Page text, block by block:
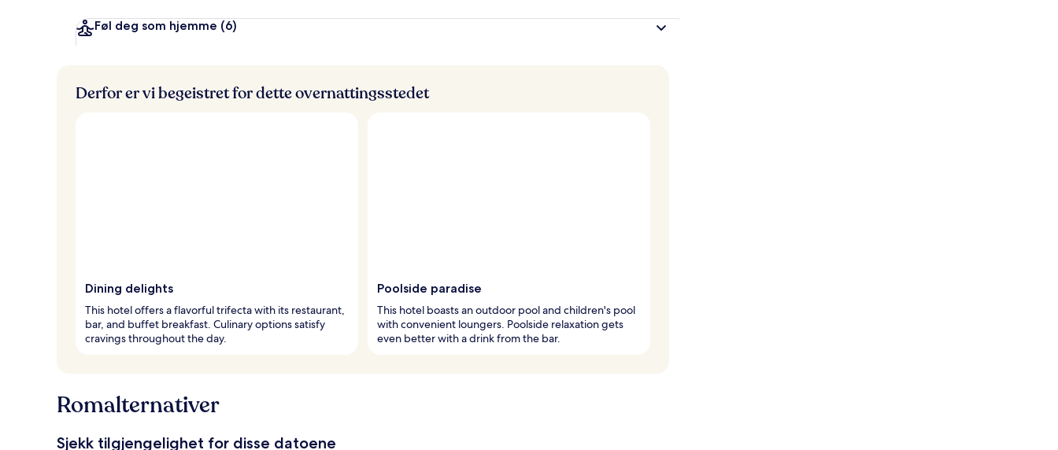
Føl deg som hjemme (6)
Derfor er vi begeistret for dette overnattingsstedet
Dining delights
This hotel offers a flavorful trifecta with its restaurant,
bar, and buffet breakfast. Culinary options satisfy
cravings throughout the day.
Poolside paradise
This hotel boasts an outdoor pool and children's pool
with convenient loungers. Poolside relaxation gets
even better with a drink from the bar.
Romalternativer
Sjekk tilgjengelighet for disse datoene